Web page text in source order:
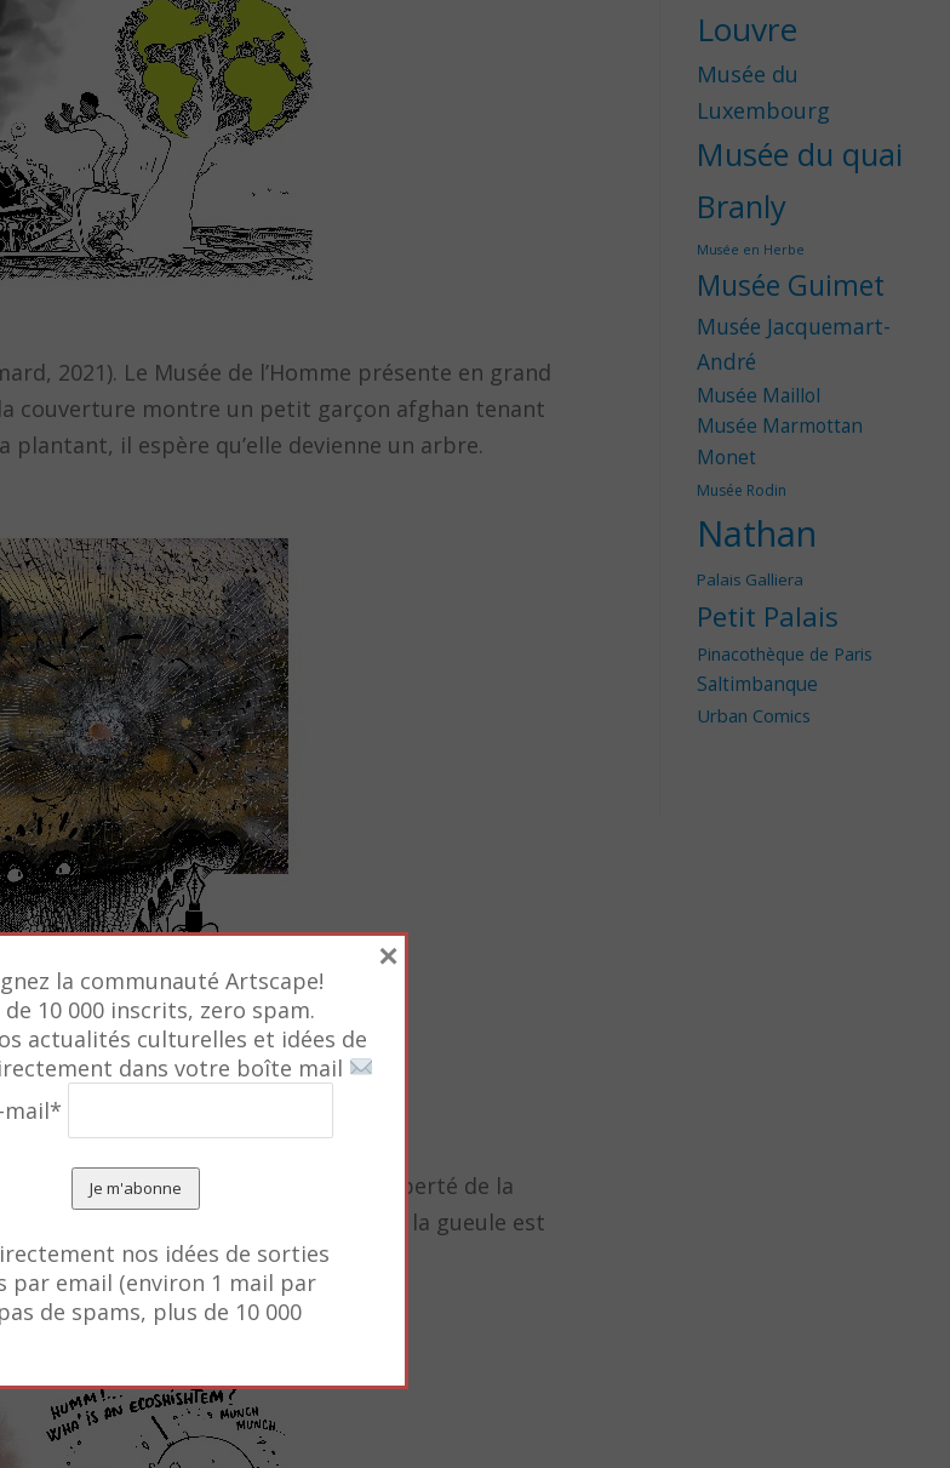
2021). Le Musée de l’Homme présente en grand
couverture montre un petit garçon afghan tenant
plantant, il espère qu’elle devienne un arbre.
de leurs auteurs de défendre la liberté de la
Frontières, avec ici un crocodile dont la gueule est
sous l’effet d’une balle.
Louvre
Musée du
Luxembourg
Musée du quai
Branly
Musée en Herbe
Musée Guimet
Musée Jacquemart-
André
Musée Maillol
Musée Marmottan
Monet
Musée Rodin
Nathan
Palais Galliera
Petit Palais
Pinacothèque de Paris
Saltimbanque
Urban Comics
la communauté Artscape!
de 10 000 inscrits, zero spam.
actualités culturelles et idées de
dans votre boîte mail
mail*
nos idées de sorties
par email (environ 1 mail par
de spams, plus de 10 000
×